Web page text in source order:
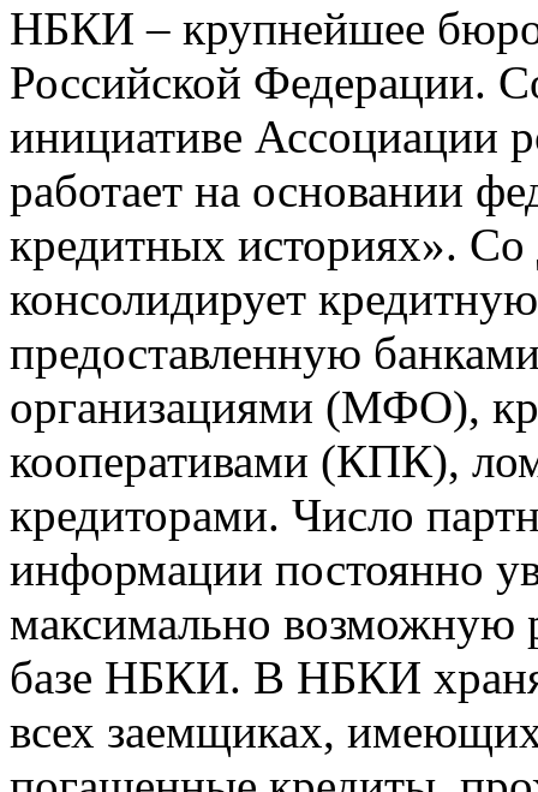
НБКИ – крупнейшее
Российской Федерации.
инициативе Ассоциации
работает на основании
кредитных историях».
консолидирует
предоставленную
организациями (МФО),
кооперативами (КПК),
кредиторами. Число
информации постоянно
максимально возможную
базе НБКИ. В НБКИ
всех заемщиках,